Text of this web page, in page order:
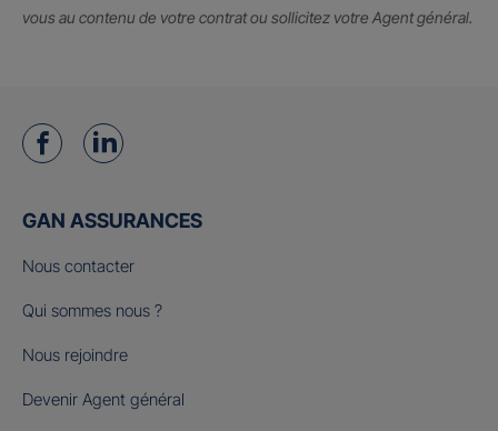
vous au contenu de votre contrat ou sollicitez votre Agent général.
GAN ASSURANCES
Nous contacter
Qui sommes nous ?
Nous rejoindre
Devenir Agent général